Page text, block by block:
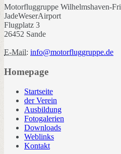
Motorfluggruppe Wilhelmshaven-
JadeWeserAirport
Flugplatz 3
26452 Sande
E-Mail: info@motorfluggruppe.de
Homepage
Startseite
der Verein
Ausbildung
Fotogalerien
Downloads
Weblinks
Kontakt